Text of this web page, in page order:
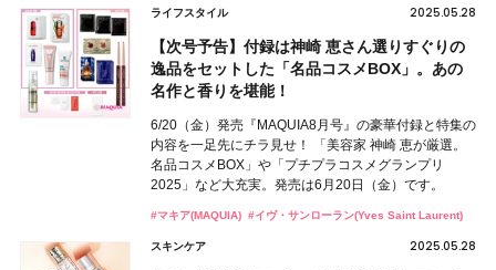
ライフスタイル 2025.05.28
【次号予告】付録は神崎 恵さん選りすぐりの
逸品をセットした「名品コスメBOX」。あの
名作と香りを堪能！
6/20（金）発売『MAQUIA8月号』の豪華付録と特集の
内容を一足先にチラ見せ！ 「美容家 神崎 恵が厳選。
名品コスメBOX」や「プチプラコスメグランプリ
2025」など大充実。発売は6月20日（金）です。
#マキア(MAQUIA) #イヴ・サンローラン(Yves Saint Laurent)
スキンケア 2025.05.28